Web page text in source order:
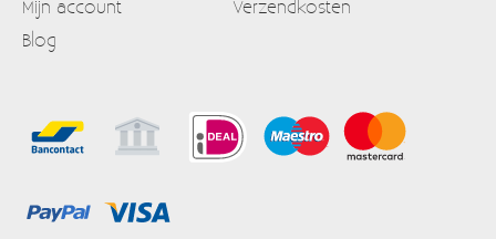
Mijn account
Verzendkosten
Blog